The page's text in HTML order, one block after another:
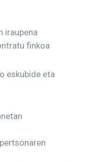
iraupena
finkoa
eskubide eta